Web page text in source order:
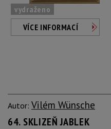
vydraženo
VÍCE INFORMACÍ
Autor: Vilém Wünsche
64. SKLIZEŇ JABLEK